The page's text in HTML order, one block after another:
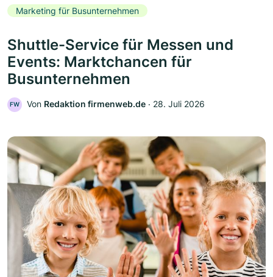
Marketing für Busunternehmen
Shuttle-Service für Messen und
Events: Marktchancen für
Busunternehmen
FW Von Redaktion firmenweb.de ‧ 28. Juli 2026